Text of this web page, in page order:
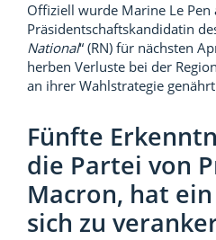
Offiziell wurde Marine Le Pen
Präsidentschaftskandidatin
National“ (RN) für nächsten
herben Verluste bei der
an ihrer Wahlstrategie
Fünfte
die Partei von
Macron, hat
sich zu